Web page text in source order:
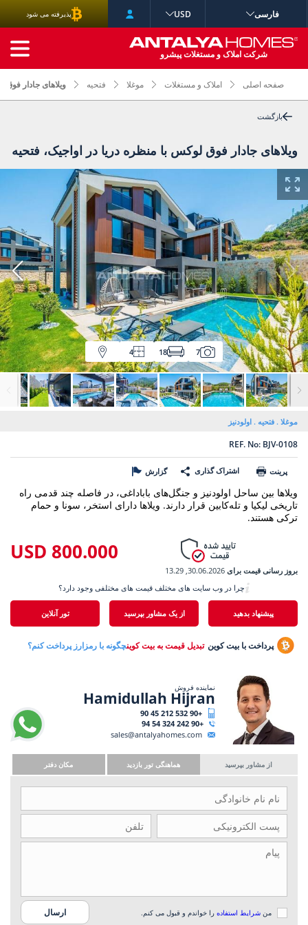
صفحه اصلی املاک و مستغلات موغلا فتحیه ویلاهای جادار فوق
بازگشت
ویلاهای جادار فوق لوکس با منظره دریا در اواجیک، فتحیه
7
18
4
موغلا فتحیه اولودنیز
REF. No: BJV-0108
پرینت اشتراک گذاری گزارش
ویلاها بین ساحل اولودنیز و جنگل‌های باباداغی، در فاصله چند قدمی راه
تاریخی لیکیا و تله‌کابین قرار دارند. ویلاها دارای استخر، سونا و حمام
ترکی هستند.
800.000 USD
بروز رسانی قیمت برای 30.06.2026, 13.29
پیشنهاد بدهید از یک مشاور بپرسید تور آنلاین
چرا در وب سایت های مختلف قیمت های مختلفی وجود دارد؟
پرداخت با بیت کوین تبدیل قیمت به بیت کوینچگونه با رمزارز پرداخت کنم؟
نماینده فروش
Hamidullah Hijran
+90 532 212 45 90
+90 242 324 54 94
sales@antalyahomes.com
از مشاور بپرسید هماهنگی تور بازدید مکان دفتر
من شرایط استفاده را خواندم و قبول می کنم.
فارسی USD پذیرفته می شود
شرکت املاک و مستغلات پیشرو
جستجوی پیشرفته